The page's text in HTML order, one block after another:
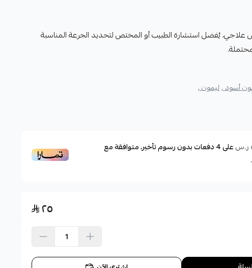
يُفضل استشارة الطبيب أو المختص لتحديد الجرعة المناسبة
أسود ,ليمون ,
على4دفعات بدون رسوم تأخير، متوافقة مع
٢٥